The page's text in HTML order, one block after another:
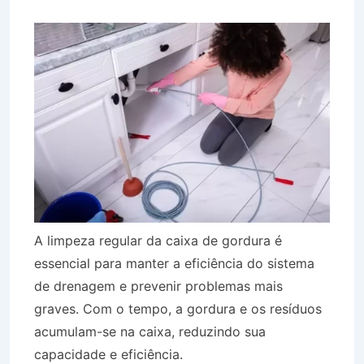
A limpeza regular da caixa de gordura é
essencial para manter a eficiência do sistema
de drenagem e prevenir problemas mais
graves. Com o tempo, a gordura e os resíduos
acumulam-se na caixa, reduzindo sua
capacidade e eficiência.